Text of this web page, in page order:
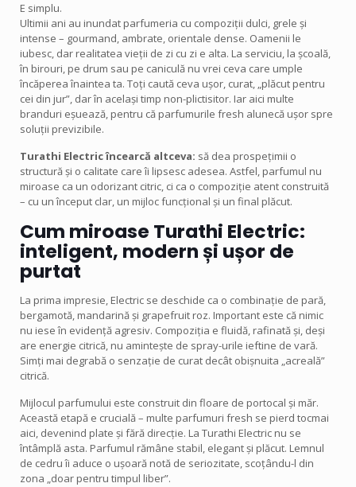
E simplu.
Ultimii ani au inundat parfumeria cu compoziții dulci, grele și
intense – gourmand, ambrate, orientale dense. Oamenii le
iubesc, dar realitatea vieții de zi cu zi e alta. La serviciu, la școală,
în birouri, pe drum sau pe caniculă nu vrei ceva care umple
încăperea înaintea ta. Toți caută ceva ușor, curat, „plăcut pentru
cei din jur”, dar în același timp non-plictisitor. Iar aici multe
branduri eșuează, pentru că parfumurile fresh alunecă ușor spre
soluții previzibile.
Turathi Electric încearcă altceva: să dea prospețimii o
structură și o calitate care îi lipsesc adesea. Astfel, parfumul nu
miroase ca un odorizant citric, ci ca o compoziție atent construită
– cu un început clar, un mijloc funcțional și un final plăcut.
Cum miroase Turathi Electric:
inteligent, modern și ușor de
purtat
La prima impresie, Electric se deschide ca o combinație de pară,
bergamotă, mandarină și grapefruit roz. Important este că nimic
nu iese în evidență agresiv. Compoziția e fluidă, rafinată și, deși
are energie citrică, nu amintește de spray-urile ieftine de vară.
Simți mai degrabă o senzație de curat decât obișnuita „acreală”
citrică.
Mijlocul parfumului este construit din floare de portocal și măr.
Această etapă e crucială – multe parfumuri fresh se pierd tocmai
aici, devenind plate și fără direcție. La Turathi Electric nu se
întâmplă asta. Parfumul rămâne stabil, elegant și plăcut. Lemnul
de cedru îi aduce o ușoară notă de seriozitate, scoțându-l din
zona „doar pentru timpul liber”.